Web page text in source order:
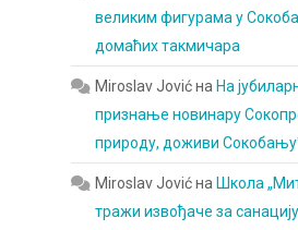
великим фигурама у
домаћих такмичара
Miroslav Jovićна На
признање новинару
природу, доживи
Miroslav Jovićна Школа
тражи извођаче за